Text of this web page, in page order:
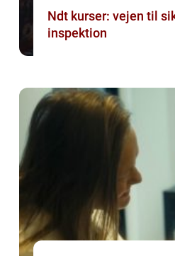
Ndt kurser: vejen til
inspektion